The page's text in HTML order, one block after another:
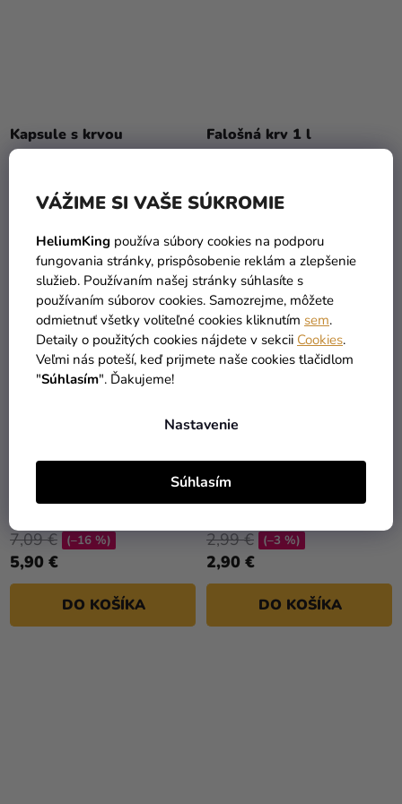
VÁŽIME SI VAŠE SÚKROMIE
HeliumKing používa súbory cookies na podporu
fungovania stránky, prispôsobenie reklám a zlepšenie
služieb. Používaním našej stránky súhlasíte s
používaním súborov cookies. Samozrejme, môžete
odmietnuť všetky voliteľné cookies kliknutím sem.
Detaily o použitých cookies nájdete v sekcii Cookies.
Veľmi nás poteší, keď prijmete naše cookies tlačidlom
"Súhlasím". Ďakujeme!
Nastavenie
Súhlasím
Kapsule s krvou
2,90 €
DO KOŠÍKA
Falošná krv 1 l
14,90 €
DO KOŠÍKA
Krv v spreji 75 ml
5,90 €
7,09 € (–16 %)
DO KOŠÍKA
TIP
Falošná krv v tube 20 ml
2,90 €
2,99 € (–3 %)
DO KOŠÍKA